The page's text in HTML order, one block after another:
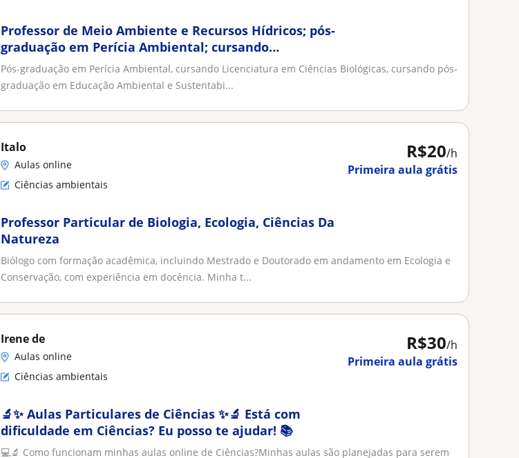
Professor de Meio Ambiente e Recursos Hídricos; pós-
graduação em Perícia Ambiental; cursando
Licenciatura em Ciências Biológicas
Pós-graduação em Perícia Ambiental, cursando Licenciatura em Ciências Biológicas, cursando pós-
graduação em Educação Ambiental e Sustentabi...
R$20/h
Primeira aula grátis
Italo
Aulas online
Ciências ambientais
Professor Particular de Biologia, Ecologia, Ciências Da
Natureza
Biólogo com formação acadêmica, incluindo Mestrado e Doutorado em andamento em Ecologia e
Conservação, com experiência em docência. Minha t...
R$30/h
Primeira aula grátis
Irene de
Aulas online
Ciências ambientais
🔬✨ Aulas Particulares de Ciências ✨🔬 Está com
dificuldade em Ciências? Eu posso te ajudar! 📚
💻🔬 Como funcionam minhas aulas online de Ciências?Minhas aulas são planejadas para serem